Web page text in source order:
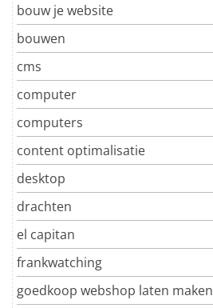
bouw je website
bouwen
cms
computer
computers
content optimalisatie
desktop
drachten
el capitan
frankwatching
goedkoop webshop laten maken